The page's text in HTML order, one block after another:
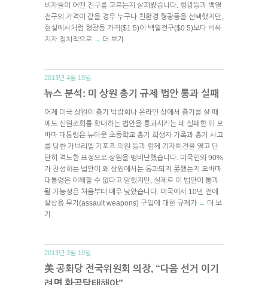
비자들이 어떤 전구를 고르는지 살펴봤습니다. 형광등과 백열
전구의 가격이 같을 경우 누구나 친환경 형광등을 선택했지만,
현실에서처럼 형광등 가격($1.5)이 백열전구($0.5)보다 비싸
지자 정치적으로 → 더 보기
2013년 4월 19일.
뉴스 분석: 미 상원 총기 규제 법안 통과 실패
어제 미국 상원이 총기 박람회나 온라인 상에서 총기를 살 때
에도 신원조회를 확대하는 법안을 통과시키는 데 실패한 뒤 오
바마 대통령은 뉴타운 초등학교 총기 희생자 가족과 총기 사고
를 당한 가브리엘 기포즈 의원 등과 함께 기자회견을 열고 단
단히 격노한 표정으로 상원을 맹비난했습니다. 미국인의 90%
가 찬성하는 법안이 왜 상원에서는 통과되지 못했는지 오바마
대통령은 이해할 수 없다고 말했지만, 실제로 이 법안이 통과
될 가능성은 처음부터 매우 낮았습니다. 미국에서 10년 전에
살상용 무기(assault weapons) 구입에 대한 규제가 → 더 보
기
2013년 3월 19일.
美 공화당 전국위원회 의장, “다음 선거 이기